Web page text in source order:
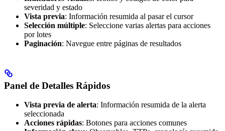
severidad y estado
Vista previa: Información resumida al pasar el cursor
Selección múltiple: Seleccione varias alertas para acciones
por lotes
Paginación: Navegue entre páginas de resultados
Panel de Detalles Rápidos
Vista previa de alerta: Información resumida de la alerta
seleccionada
Acciones rápidas: Botones para acciones comunes